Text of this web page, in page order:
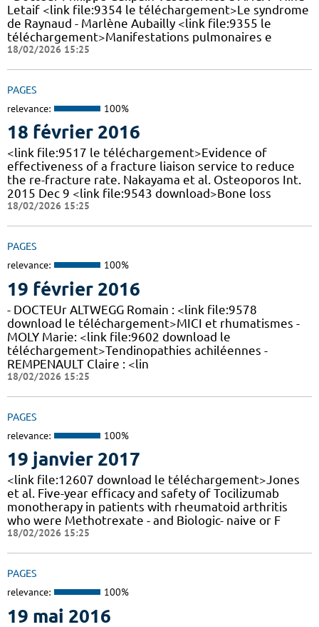
Letaif <link file:9354 le téléchargement>Le syndrome
de Raynaud - Marlène Aubailly <link file:9355 le
téléchargement>Manifestations pulmonaires e
18/02/2026 15:25
PAGES
relevance: 100%
18 février 2016
<link file:9517 le téléchargement>Evidence of
effectiveness of a fracture liaison service to reduce
the re-fracture rate. Nakayama et al. Osteoporos Int.
2015 Dec 9 <link file:9543 download>Bone loss
18/02/2026 15:25
PAGES
relevance: 100%
19 février 2016
- DOCTEUr ALTWEGG Romain : <link file:9578
download le téléchargement>MICI et rhumatismes -
MOLY Marie: <link file:9602 download le
téléchargement>Tendinopathies achiléennes -
REMPENAULT Claire : <lin
18/02/2026 15:25
PAGES
relevance: 100%
19 janvier 2017
<link file:12607 download le téléchargement>Jones
et al. Five-year efficacy and safety of Tocilizumab
monotherapy in patients with rheumatoid arthritis
who were Methotrexate - and Biologic- naive or F
18/02/2026 15:25
PAGES
relevance: 100%
19 mai 2016